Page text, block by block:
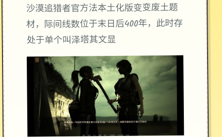
沙漠追猎者官方法本土化版变变废土题
材，际间线数位于末日后400年，此时存
处于单个叫泽塔其文显